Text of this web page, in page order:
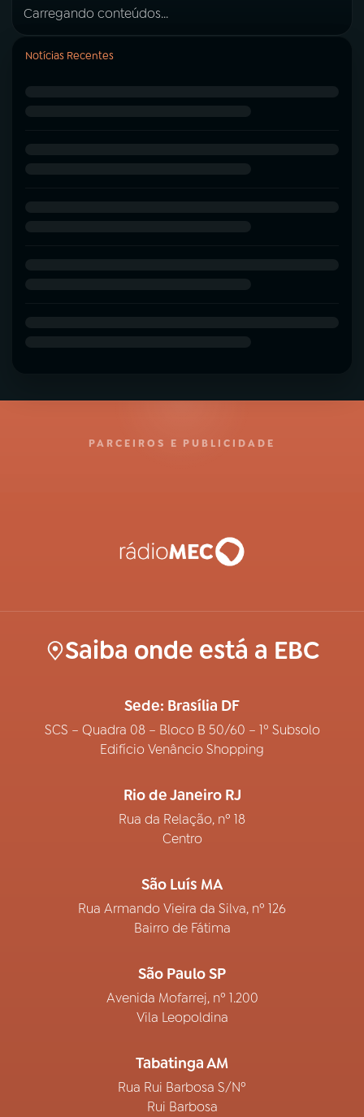
Carregando conteúdos...
Notícias Recentes
PARCEIROS E PUBLICIDADE
Saiba onde está a EBC
Sede: Brasília DF
SCS – Quadra 08 – Bloco B 50/60 – 1º Subsolo
Edifício Venâncio Shopping
Rio de Janeiro RJ
Rua da Relação, nº 18
Centro
São Luís MA
Rua Armando Vieira da Silva, nº 126
Bairro de Fátima
São Paulo SP
Avenida Mofarrej, nº 1.200
Vila Leopoldina
Tabatinga AM
Rua Rui Barbosa S/Nº
Rui Barbosa